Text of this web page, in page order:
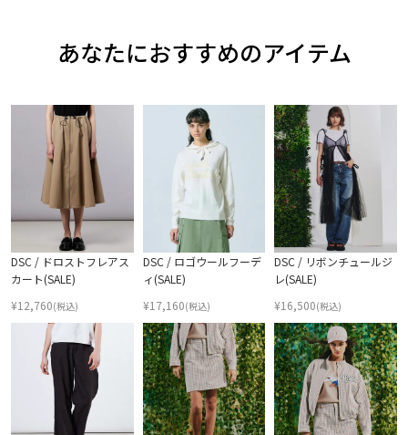
あなたにおすすめのアイテム
DSC / ドロストフレアス
カート(SALE)
¥12,760(税込)
DSC / ロゴウールフーデ
ィ(SALE)
¥17,160(税込)
DSC / リボンチュールジ
レ(SALE)
¥16,500(税込)